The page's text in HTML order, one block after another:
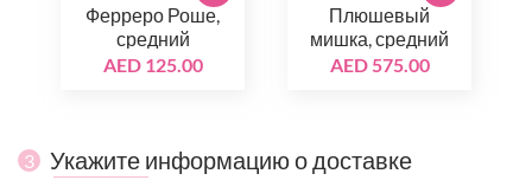
Ферреро Роше,
средний
AED 125.00
Плюшевый
мишка, средний
AED 575.00
3 Укажите информацию о доставке